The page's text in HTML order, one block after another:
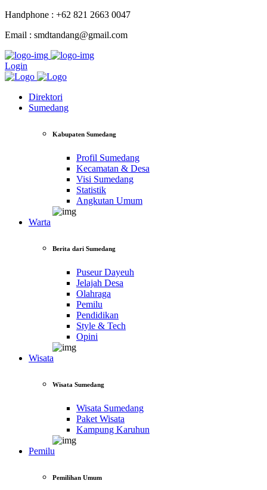
Handphone : +62 821 2663 0047
Email : smdtandang@gmail.com
Login
Direktori
Sumedang
Kabupaten Sumedang
Profil Sumedang
Kecamatan & Desa
Visi Sumedang
Statistik
Angkutan Umum
Warta
Berita dari Sumedang
Puseur Dayeuh
Jelajah Desa
Olahraga
Pemilu
Pendidikan
Style & Tech
Opini
Wisata
Wisata Sumedang
Wisata Sumedang
Paket Wisata
Kampung Karuhun
Pemilu
Pemilihan Umum